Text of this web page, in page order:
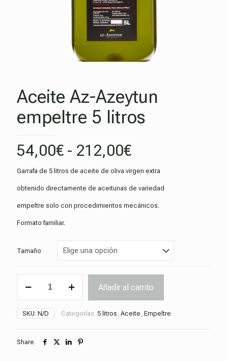
Aceite Az-Azeytun
empeltre 5 litros
54,00€ - 212,00€Rango
de
precios:
desde
54,00€
Garrafa de 5 litros de aceite de oliva virgen extra
obtenido directamente de aceitunas de variedad
empeltre solo con procedimientos mecánicos.
Formato familiar.
Tamaño
Az-
empeltre
5
Añadir al carrito
SKU: N/D Categorías: 5 litros , Aceite , Empeltre
Share